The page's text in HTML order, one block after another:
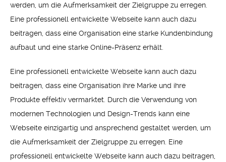
werden, um die Aufmerksamkeit der Zielgruppe zu erregen.
Eine professionell entwickelte Webseite kann auch dazu
beitragen, dass eine Organisation eine starke Kundenbindung
aufbaut und eine starke Online-Präsenz erhält.
Eine professionell entwickelte Webseite kann auch dazu
beitragen, dass eine Organisation ihre Marke und ihre
Produkte effektiv vermarktet. Durch die Verwendung von
modernen Technologien und Design-Trends kann eine
Webseite einzigartig und ansprechend gestaltet werden, um
die Aufmerksamkeit der Zielgruppe zu erregen. Eine
professionell entwickelte Webseite kann auch dazu beitragen,